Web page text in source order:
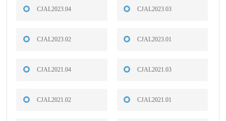
CJAL2023.04 CJAL2023.03
CJAL2023.02 CJAL2023.01
CJAL2021.04 CJAL2021.03
CJAL2021.02 CJAL2021.01